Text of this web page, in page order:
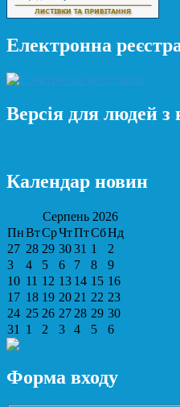
Електронна
Версія для людей з
Календар новин
Серпень 2026
ПнВтСрЧтПтСбНд
27 28 29 3031 1
2
3
4 5 6 7 8
9
10 11 12 13 14 15 16
17 18 19 20 21 22 23
24 25 26 27 28 29 30
31
1 2 3 4 5 6
Форма входу